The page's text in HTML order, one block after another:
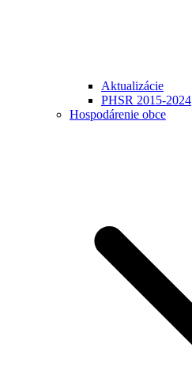
Aktualizácie
PHSR 2015-2024
Hospodárenie obce